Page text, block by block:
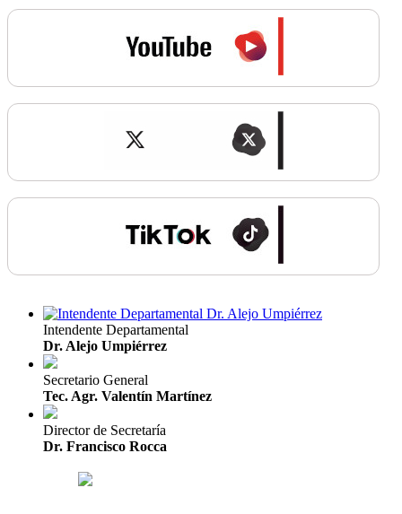
Intendente Departamental
Dr. Alejo Umpiérrez
Secretario General
Tec. Agr. Valentín Martínez
Director de Secretaría
Dr. Francisco Rocca